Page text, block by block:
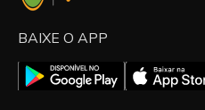
BAIXE O APP